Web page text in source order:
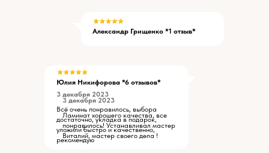
Юлия Никифорова *6 отзывов*
3 декабря 2023
Всё очень понравилось, выбора
достаточно, укладка в подарок,
уложили быстро и качественно,
рекомендую
Александр Грищенко *1 отзыв*
Ламинат хорошего качества, все
понравилось! Устанавливал мастер
Виталий, мастер своего дела !
3 декабря 2023